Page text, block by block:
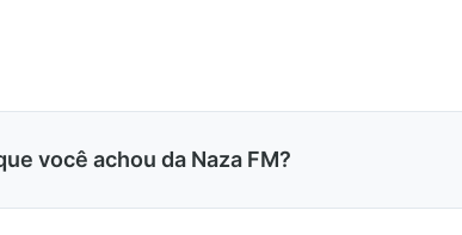
você achou da Naza FM?